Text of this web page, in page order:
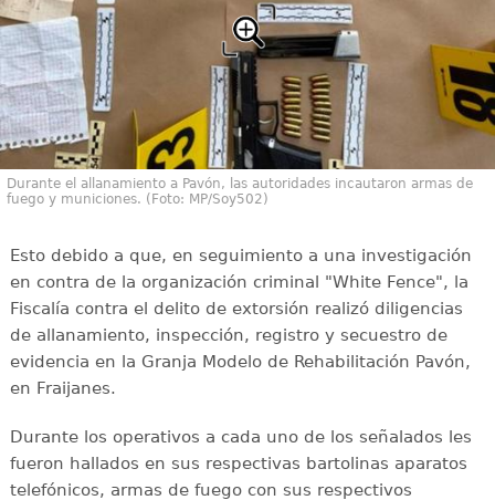
Durante el allanamiento a Pavón, las autoridades incautaron armas de
fuego y municiones. (Foto: MP/Soy502)
Esto debido a que, en seguimiento a una investigación
en contra de la organización criminal "White Fence", la
Fiscalía contra el delito de extorsión realizó diligencias
de allanamiento, inspección, registro y secuestro de
evidencia en la Granja Modelo de Rehabilitación Pavón,
en Fraijanes.
Durante los operativos a cada uno de los señalados les
fueron hallados en sus respectivas bartolinas aparatos
telefónicos, armas de fuego con sus respectivos